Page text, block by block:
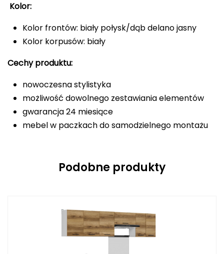
Kolor:
Kolor frontów: biały połysk/dąb delano jasny
Kolor korpusów: biały
Cechy produktu:
nowoczesna stylistyka
możliwość dowolnego zestawiania elementów
gwarancja 24 miesiące
mebel w paczkach do samodzielnego montażu
Podobne produkty